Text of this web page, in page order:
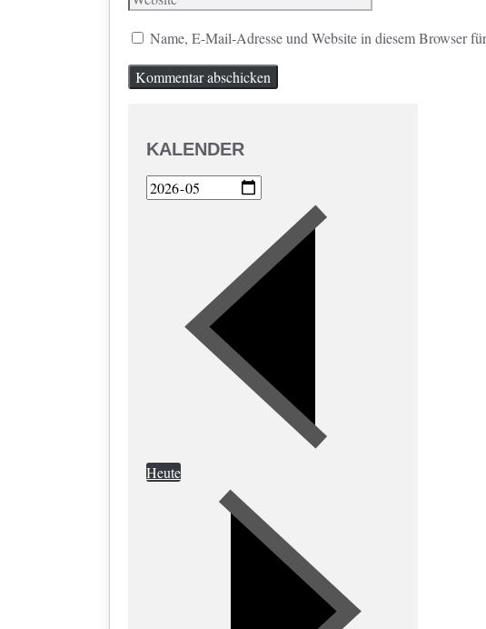
Name, E-Mail-Adresse und Website in diesem Browser
KALENDER
Heute